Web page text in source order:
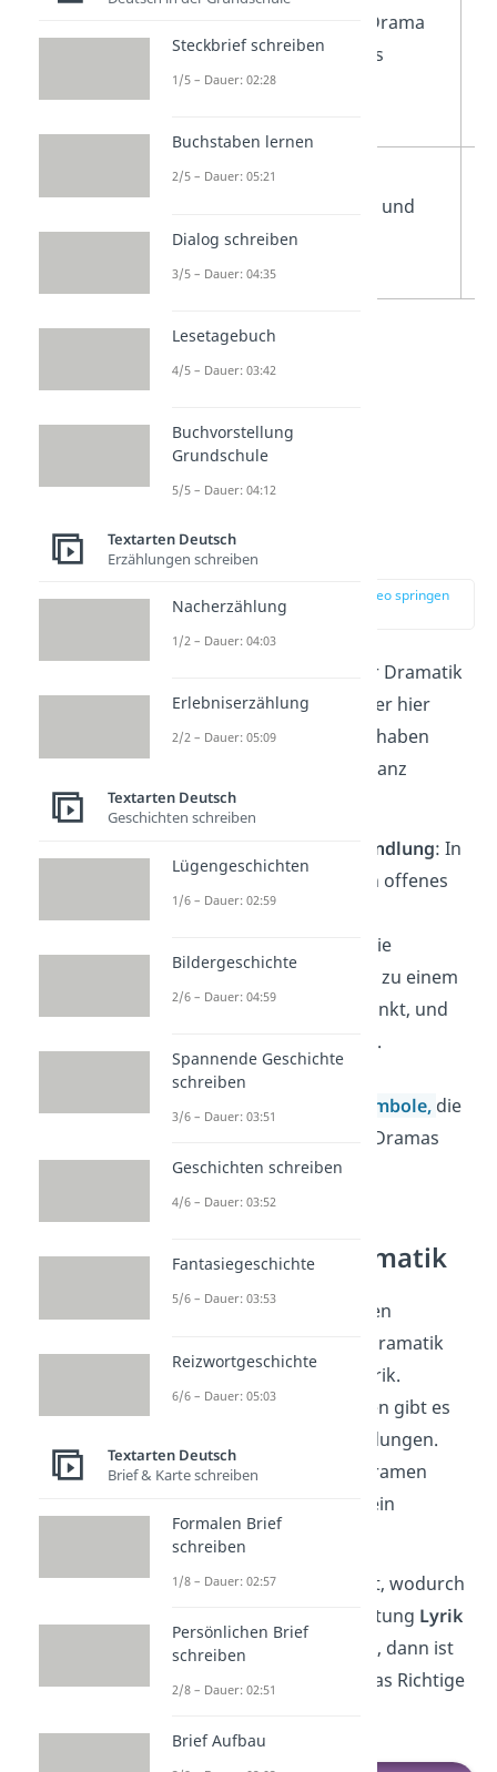
aufgelöst; Drama
geht gut aus
Effekt
unterhalten und
zum Lachen
Das Drama
zur Stelle im Video springen
(03:19)
der Dramatik
ist das Drama. Neben der hier
genannten Merkmalen haben
Dramen noch weitere ganz
typische Eigenschaften:
abgeschlossene Handlung: In
Dramen gibt es kein offenes
Ende.
: Die
Spannung steigt bis zu einem
Punkt, dem Höhepunkt, und
fällt dann wieder ab.
Motive
Symbole, die
ein Kernthema des Dramas
darstellen.
Lyrik, Epik, Dramatik
Die anderen literarischen
Gattungen neben der Dramatik
sind die Epik und die Lyrik.
Zwischen den Gattungen gibt es
manchmal Überschneidungen.
Zum Beispiel können Dramen
wie ein
Reimschema
Wenn du erfahren willst, wodurch
sich die literarische Gattung Lyrik
sonst noch auszeichnet, dann ist
dieser Beitrag
genau das Richtige
Steckbrief schreiben
1/5 – Dauer: 02:28
Buchstaben lernen
2/5 – Dauer: 05:21
Dialog schreiben
3/5 – Dauer: 04:35
Lesetagebuch
4/5 – Dauer: 03:42
Buchvorstellung
Grundschule
5/5 – Dauer: 04:12
Textarten Deutsch
Erzählungen schreiben
Nacherzählung
1/2 – Dauer: 04:03
Erlebniserzählung
2/2 – Dauer: 05:09
Textarten Deutsch
Geschichten schreiben
Lügengeschichten
1/6 – Dauer: 02:59
Bildergeschichte
2/6 – Dauer: 04:59
Spannende Geschichte
schreiben
3/6 – Dauer: 03:51
Geschichten schreiben
4/6 – Dauer: 03:52
Fantasiegeschichte
5/6 – Dauer: 03:53
Reizwortgeschichte
6/6 – Dauer: 05:03
Textarten Deutsch
Brief & Karte schreiben
Formalen Brief
schreiben
1/8 – Dauer: 02:57
Persönlichen Brief
schreiben
2/8 – Dauer: 02:51
Brief Aufbau